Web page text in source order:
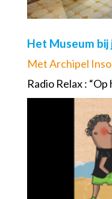
Het Museum bij
Met Archipel
Radio Relax :